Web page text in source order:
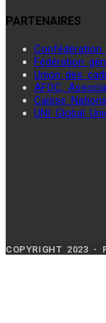
PARTENAIRES
Confédération
Fédération
Union des
AFOC,
Caisse
UNI Global
COPYRIGHT 2023 -